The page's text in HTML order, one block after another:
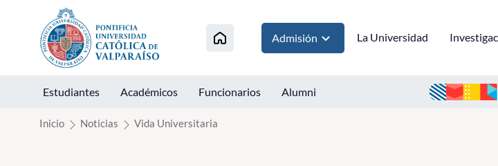
Click acá para ir directamente al contenido
Admisión La Universidad
Estudiantes Académicos Funcionarios Alumni
Inicio Noticias Vida Universitaria